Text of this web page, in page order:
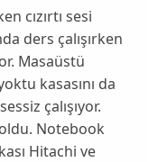
cızırtı sesi
ders çalışırken
Masaüstü
kasasını da
çalışıyor.
Notebook
Hitachi ve